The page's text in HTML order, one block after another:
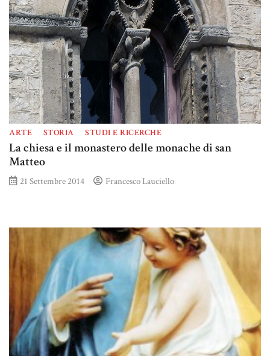
ARTE STORIA STUDI E RICERCHE
La chiesa e il monastero delle monache di san
Matteo
21 Settembre 2014 Francesco Lauciello